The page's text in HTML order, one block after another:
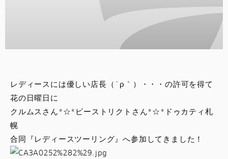
サービス
DUCATI OWNER’S CLUB
レディースには優しい店長（´ρ｀）・・・の許可を得て
花の日曜日に
クルムスさん*☆*ビーストリクトさん*☆*ドゥカティ札
幌
合同『レディースツーリング』へ参加してきました！